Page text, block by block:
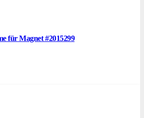
für Magnet #2015299